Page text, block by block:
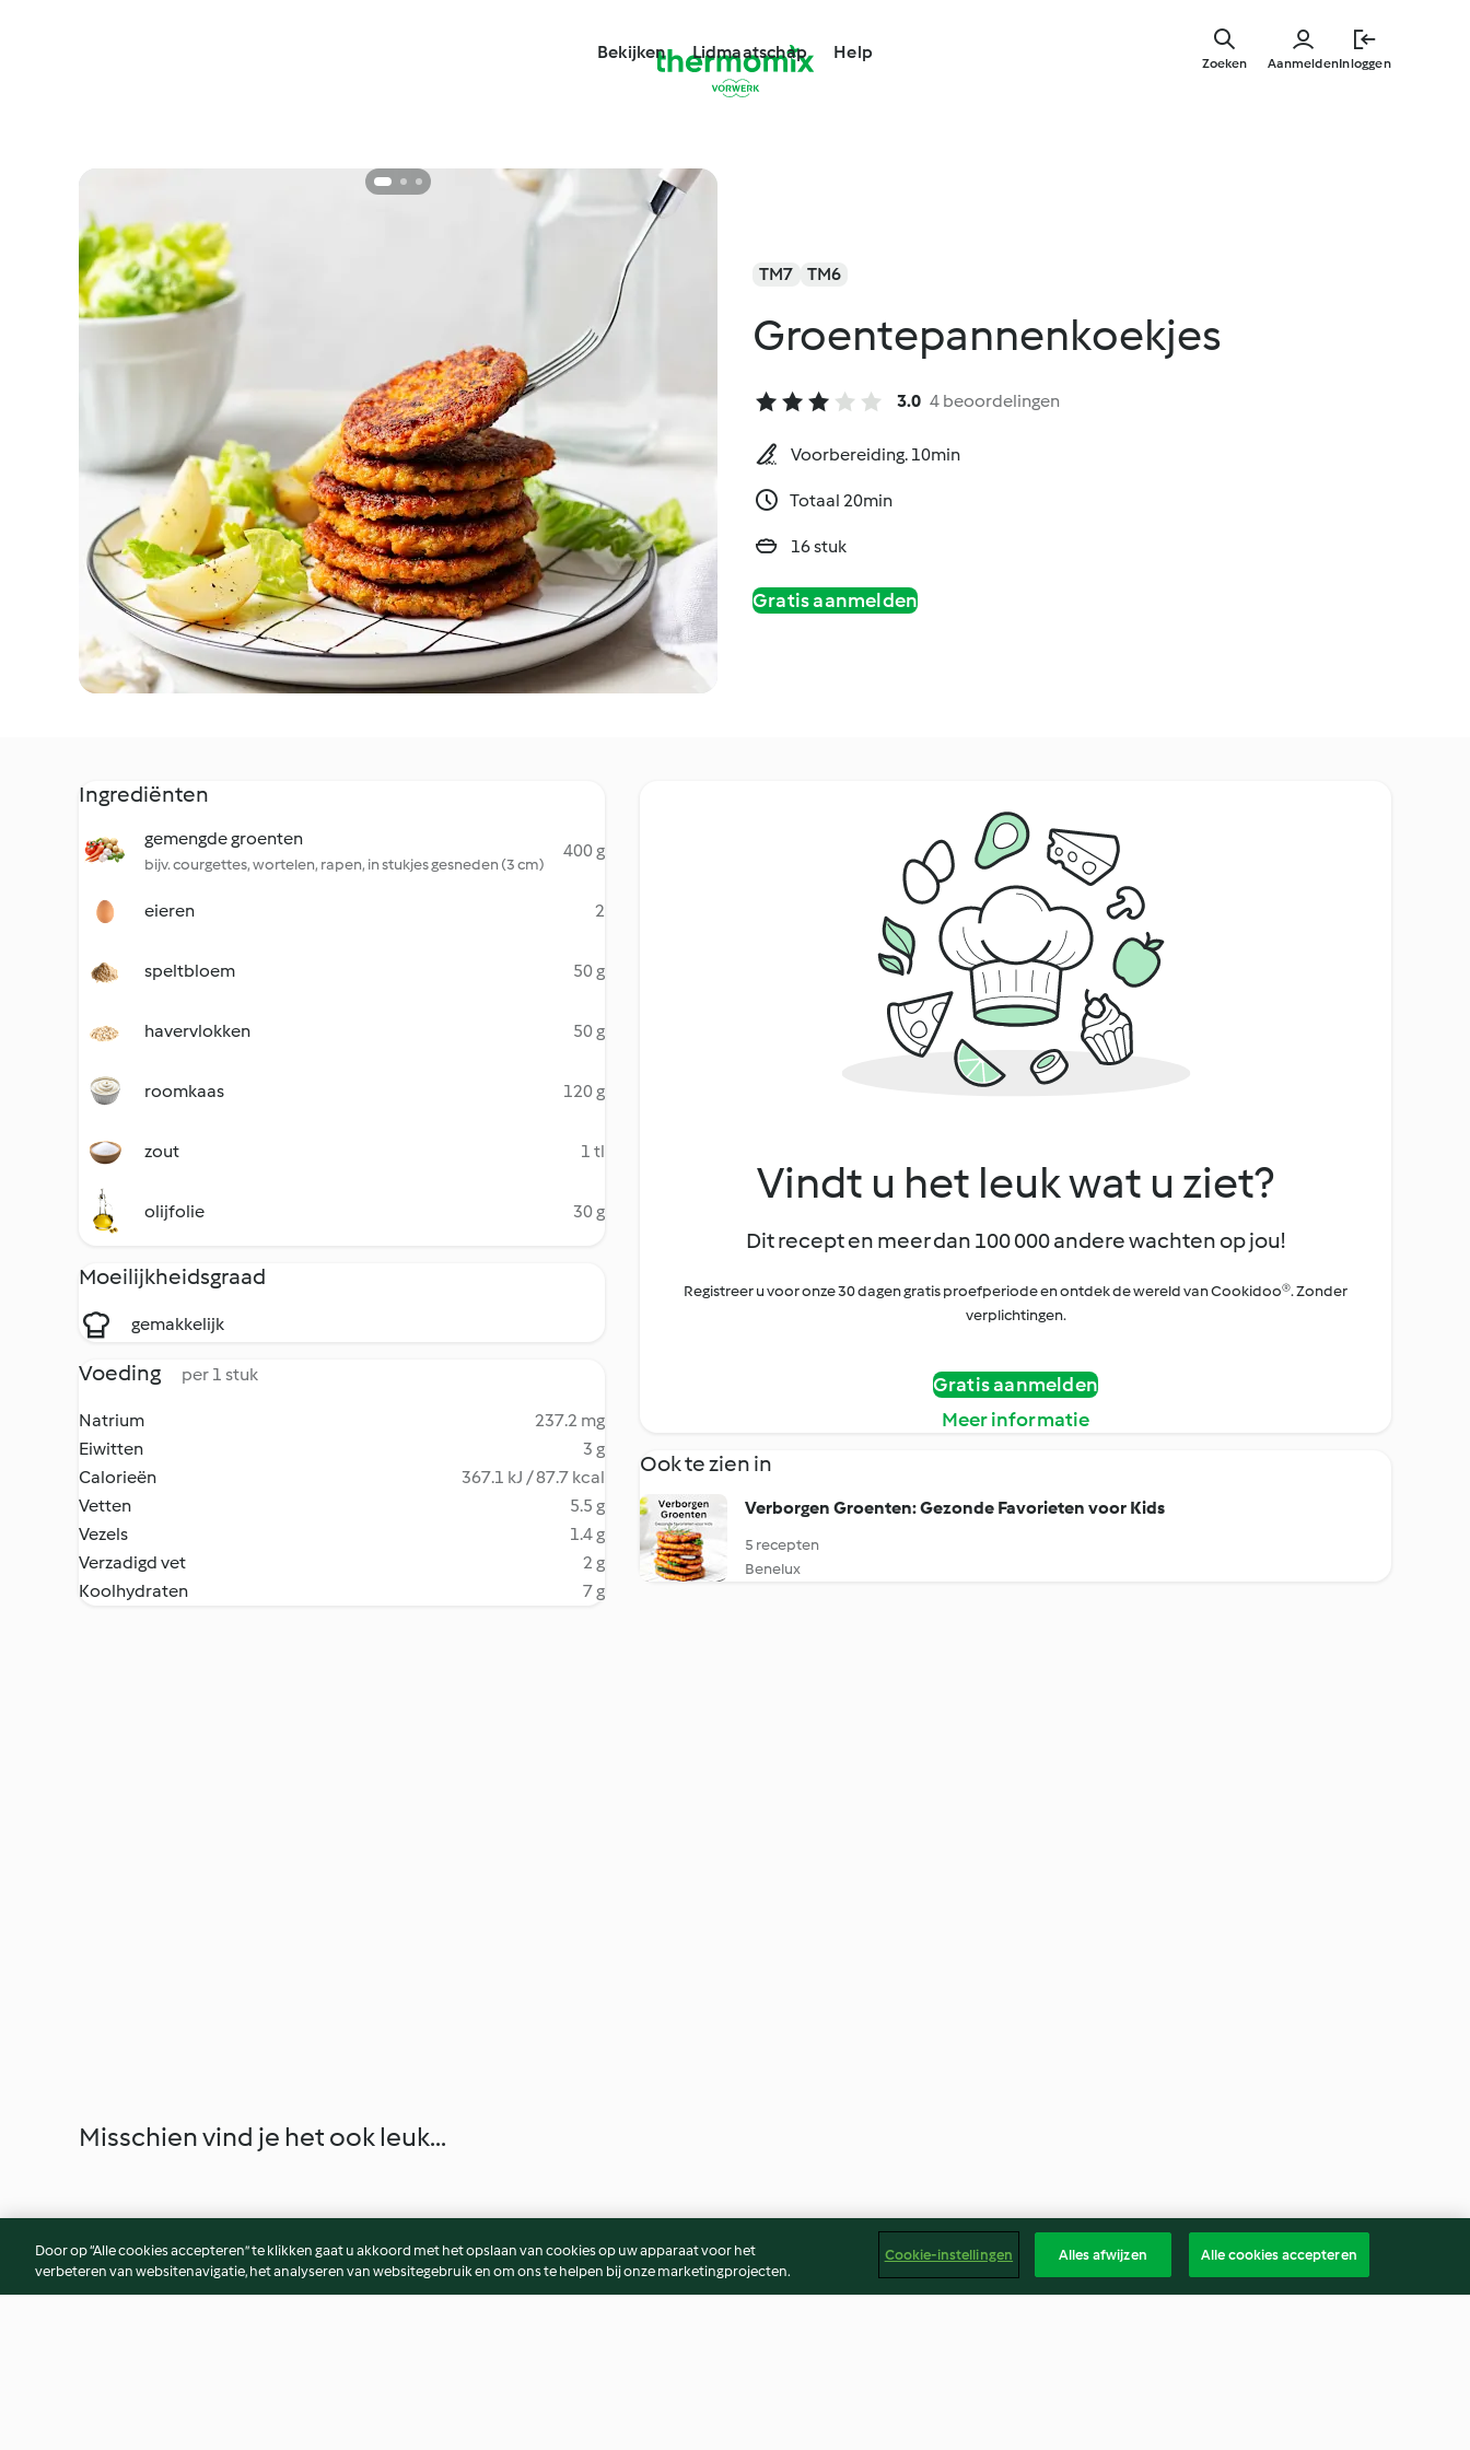
Bekijken Lidmaatschap Help
AanmeldenInloggen
Zoeken
TM7 TM6
Groentepannenkoekjes
3.0 4 beoordelingen
Voorbereiding. 10min
Totaal 20min
16 stuk
Gratis aanmelden
Ingrediënten
gemengde groenten
bijv. courgettes, wortelen, rapen, in stukjes gesneden (3 cm)
400 g
eieren 2
speltbloem 50 g
havervlokken 50 g
roomkaas 120 g
zout 1 tl
olijfolie 30 g
Moeilijkheidsgraad
gemakkelijk
Voeding per 1 stuk
Natrium
237.2 mg
Eiwitten
3 g
Calorieën
367.1 kJ / 87.7 kcal
Vetten
5.5 g
Vezels
1.4 g
Verzadigd vet
2 g
Koolhydraten
7 g
Vindt u het leuk wat u ziet?
Dit recept en meer dan 100 000 andere wachten op jou!
Registreer u voor onze 30 dagen gratis proefperiode en ontdek de wereld van Cookidoo®. Zonder
verplichtingen.
Gratis aanmelden
Meer informatie
Ook te zien in
Verborgen Groenten: Gezonde Favorieten voor Kids
5 recepten
Benelux
Misschien vind je het ook leuk...
Door op “Alle cookies accepteren” te klikken gaat u akkoord met het opslaan van cookies op uw apparaat voor het
verbeteren van websitenavigatie, het analyseren van websitegebruik en om ons te helpen bij onze marketingprojecten.
Cookie-instellingen Alles afwijzen Alle cookies accepteren